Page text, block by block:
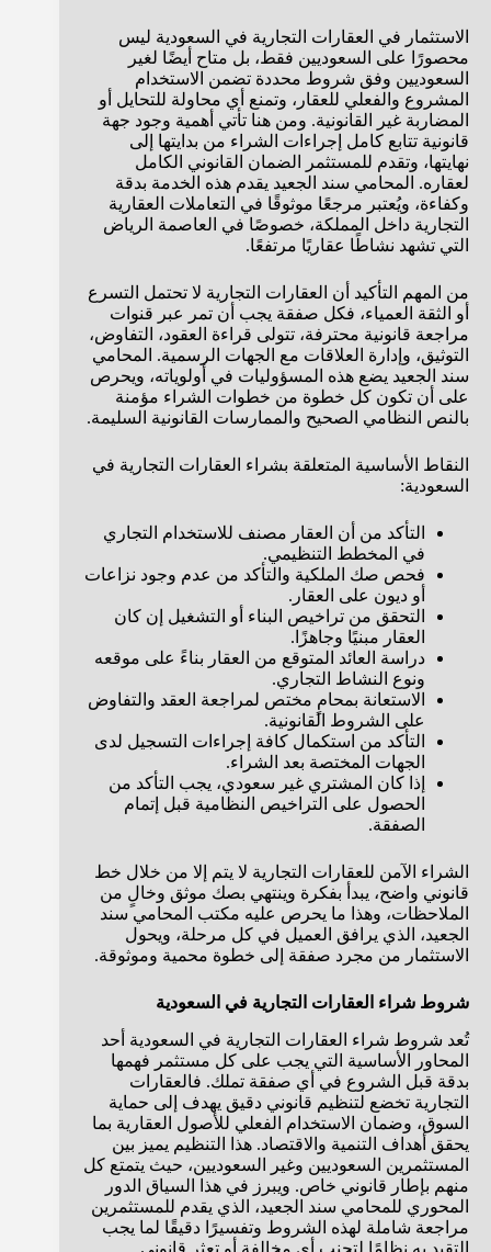
الاستثمار في العقارات التجارية في السعودية ليس
محصورًا على السعوديين فقط، بل متاح أيضًا لغير
السعوديين وفق شروط محددة تضمن الاستخدام
المشروع والفعلي للعقار، وتمنع أي محاولة للتحايل أو
المضاربة غير القانونية. ومن هنا تأتي أهمية وجود جهة
قانونية تتابع كامل إجراءات الشراء من بدايتها إلى
نهايتها، وتقدم للمستثمر الضمان القانوني الكامل
لعقاره. المحامي سند الجعيد يقدم هذه الخدمة بدقة
وكفاءة، ويُعتبر مرجعًا موثوقًا في التعاملات العقارية
التجارية داخل المملكة، خصوصًا في العاصمة الرياض
التي تشهد نشاطًا عقاريًا مرتفعًا.
من المهم التأكيد أن العقارات التجارية لا تحتمل التسرع
أو الثقة العمياء، فكل صفقة يجب أن تمر عبر قنوات
مراجعة قانونية محترفة، تتولى قراءة العقود، التفاوض،
التوثيق، وإدارة العلاقات مع الجهات الرسمية. المحامي
سند الجعيد يضع هذه المسؤوليات في أولوياته، ويحرص
على أن تكون كل خطوة من خطوات الشراء مؤمنة
بالنص النظامي الصحيح والممارسات القانونية السليمة.
النقاط الأساسية المتعلقة بشراء العقارات التجارية في
السعودية:
التأكد من أن العقار مصنف للاستخدام التجاري
في المخطط التنظيمي.
فحص صك الملكية والتأكد من عدم وجود نزاعات
أو ديون على العقار.
التحقق من تراخيص البناء أو التشغيل إن كان
العقار مبنيًا وجاهزًا.
دراسة العائد المتوقع من العقار بناءً على موقعه
ونوع النشاط التجاري.
الاستعانة بمحامٍ مختص لمراجعة العقد والتفاوض
على الشروط القانونية.
التأكد من استكمال كافة إجراءات التسجيل لدى
الجهات المختصة بعد الشراء.
إذا كان المشتري غير سعودي، يجب التأكد من
الحصول على التراخيص النظامية قبل إتمام
الصفقة.
الشراء الآمن للعقارات التجارية لا يتم إلا من خلال خط
قانوني واضح، يبدأ بفكرة وينتهي بصك موثق وخالٍ من
الملاحظات، وهذا ما يحرص عليه مكتب المحامي سند
الجعيد، الذي يرافق العميل في كل مرحلة، ويحول
الاستثمار من مجرد صفقة إلى خطوة محمية وموثوقة.
شروط شراء العقارات التجارية في السعودية
تُعد شروط شراء العقارات التجارية في السعودية أحد
المحاور الأساسية التي يجب على كل مستثمر فهمها
بدقة قبل الشروع في أي صفقة تملك. فالعقارات
التجارية تخضع لتنظيم قانوني دقيق يهدف إلى حماية
السوق، وضمان الاستخدام الفعلي للأصول العقارية بما
يحقق أهداف التنمية والاقتصاد. هذا التنظيم يميز بين
المستثمرين السعوديين وغير السعوديين، حيث يتمتع كل
منهم بإطار قانوني خاص. ويبرز في هذا السياق الدور
المحوري للمحامي سند الجعيد، الذي يقدم للمستثمرين
مراجعة شاملة لهذه الشروط وتفسيرًا دقيقًا لما يجب
التقيد به نظامًا لتجنب أي مخالفة أو تعثر قانوني